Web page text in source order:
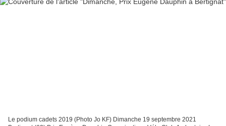
Le podium cadets 2019 (Photo Jo KF) Dimanche 19 septembre 2021